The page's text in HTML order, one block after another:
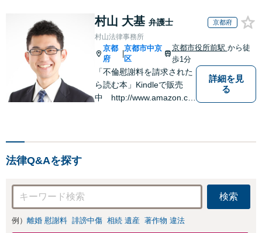
村山 大基 弁護士 京都府
村山法律事務所
京都
府
|
京都市中京
区
京都市役所前駅 から徒
歩1分
「不倫慰謝料を請求された
ら読む本」Kindleで販売
中 http://www.amazon.co.
詳細を見
る
法律Q&Aを探す
検索
例） 離婚 慰謝料 誹謗中傷 相続 遺産 著作物 違法